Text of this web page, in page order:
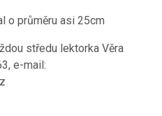
o průměru asi 25cm
středu lektorka Věra
e-mail: